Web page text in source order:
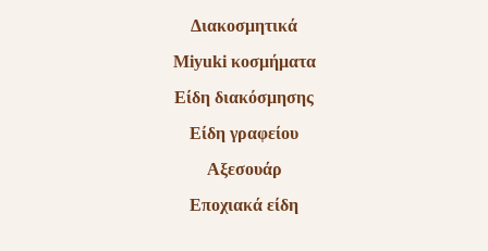
Διακοσμητικά
Miyuki κοσμήματα
Είδη διακόσμησης
Είδη γραφείου
Αξεσουάρ
Εποχιακά είδη